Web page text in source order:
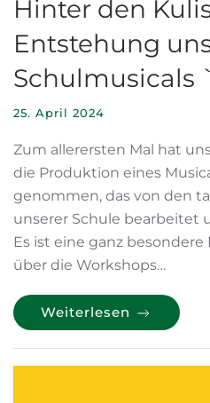
Hinter den
Entstehung
Schulmusicals
25. April 2024
Zum allerersten Mal hat
die Produktion eines
genommen, das von den
unserer Schule bearbeitet
Es ist eine ganz besondere
über die Workshops…
Weiterlesen